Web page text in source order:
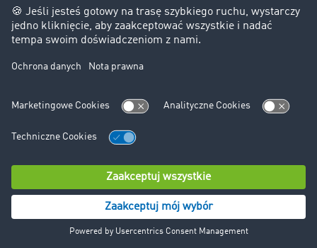
P.H.U. Ka-Trans
Wszystkie informacje są zawarte w ofercie".
Katarzyna Królak, właścicielka